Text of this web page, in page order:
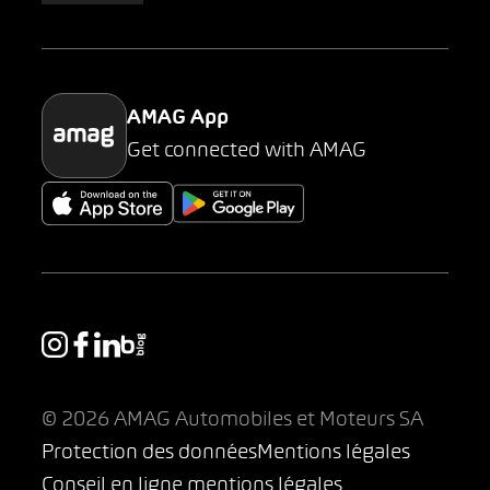
Parking
AMAG App
Get connected with AMAG
© 2026 AMAG Automobiles et Moteurs SA
Protection des donnéesMentions légales